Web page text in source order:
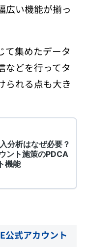
広い機能が揃っ
て集めたデータ
などを行ってタ
られる点も大き
公式アカウント